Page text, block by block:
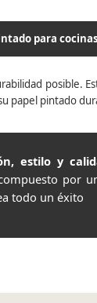
para
posible.
papel pintado
estilo y
por
todo un éxito